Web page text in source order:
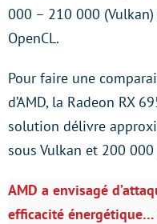
000 – 210 000
OpenCL.
Pour faire une
d’AMD, la Radeon RX
solution délivre
sous Vulkan et 200
AMD a envisagé
efficacité énergétique…